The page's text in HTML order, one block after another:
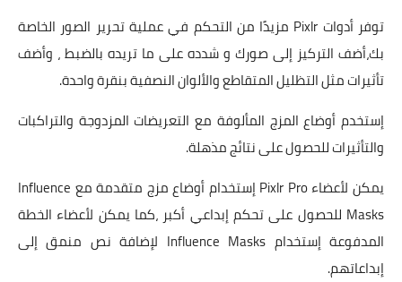
توفر أدوات Pixlr مزيدًا من التحكم في عملية تحرير الصور الخاصة
بك،أضف التركيز إلى صورك و شدده على ما تريده بالضبط ، وأضف
تأثيرات مثل التظليل المتقاطع والألوان النصفية بنقرة واحدة.
إستخدم أوضاع المزج المألوفة مع التعريضات المزدوجة والتراكبات
والتأثيرات للحصول على نتائج مذهلة.
يمكن لأعضاء Pixlr Pro إستخدام أوضاع مزج متقدمة مع Influence
Masks للحصول على تحكم إبداعي أكبر ،كما يمكن لأعضاء الخطة
المدفوعة إستخدام Influence Masks لإضافة نص منمق إلى
إبداعاتهم.